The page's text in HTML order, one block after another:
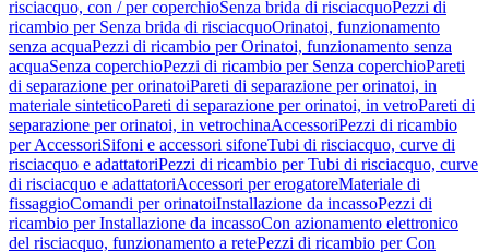
risciacquo, con / per coperchioSenza brida di risciacquoPezzi di
ricambio per Senza brida di risciacquoOrinatoi, funzionamento
senza acquaPezzi di ricambio per Orinatoi, funzionamento senza
acquaSenza coperchioPezzi di ricambio per Senza coperchioPareti
di separazione per orinatoiPareti di separazione per orinatoi, in
materiale sinteticoPareti di separazione per orinatoi, in vetroPareti di
separazione per orinatoi, in vetrochinaAccessoriPezzi di ricambio
per AccessoriSifoni e accessori sifoneTubi di risciacquo, curve di
risciacquo e adattatoriPezzi di ricambio per Tubi di risciacquo, curve
di risciacquo e adattatoriAccessori per erogatoreMateriale di
fissaggioComandi per orinatoiInstallazione da incassoPezzi di
ricambio per Installazione da incassoCon azionamento elettronico
del risciacquo, funzionamento a retePezzi di ricambio per Con